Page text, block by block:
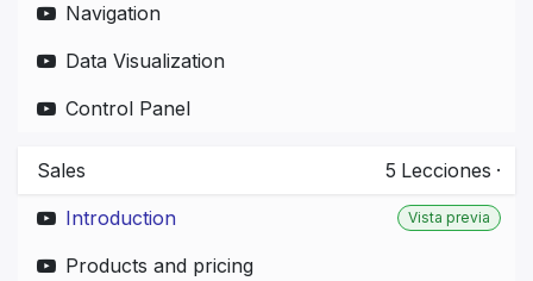
Navigation
Data Visualization
Control Panel
Sales 5 Lecciones ·
Introduction
Vista previa
Products and pricing